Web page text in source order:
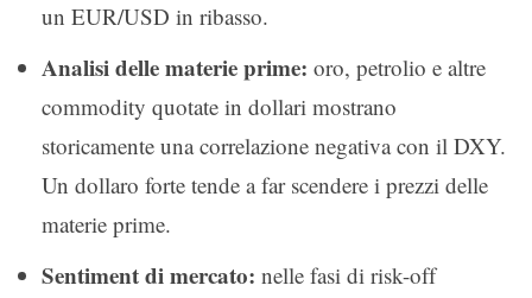
un EUR/USD in ribasso.
Analisi delle materie prime: oro, petrolio e altre
commodity quotate in dollari mostrano
storicamente una correlazione negativa con il DXY.
Un dollaro forte tende a far scendere i prezzi delle
materie prime.
Sentiment di mercato: nelle fasi di risk-off